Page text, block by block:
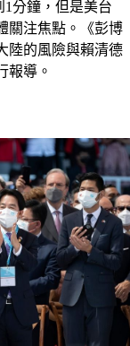
1分鐘，但是美台
關注焦點。《彭博
陸的風險與賴清德
報導。